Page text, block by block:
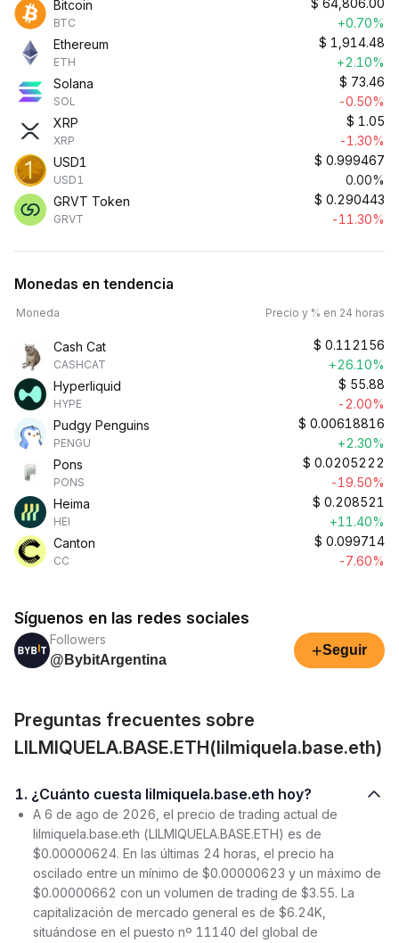
Bitcoin
BTC
$ 64,806.00
+0.70%
Ethereum
ETH
$ 1,914.48
+2.10%
Solana
SOL
$ 73.46
-0.50%
XRP
XRP
$ 1.05
-1.30%
USD1
USD1
$ 0.999467
0.00%
GRVT Token
GRVT
$ 0.290443
-11.30%
Monedas en tendencia
Moneda Precio y % en 24 horas
Cash Cat
CASHCAT
$ 0.112156
+26.10%
Hyperliquid
HYPE
$ 55.88
-2.00%
Pudgy Penguins
PENGU
$ 0.00618816
+2.30%
Pons
PONS
$ 0.0205222
-19.50%
Heima
HEI
$ 0.208521
+11.40%
Canton
CC
$ 0.099714
-7.60%
Síguenos en las redes sociales
Followers
@BybitArgentina
+Seguir
Preguntas frecuentes sobre
LILMIQUELA.BASE.ETH(lilmiquela.base.eth)
1. ¿Cuánto cuesta lilmiquela.base.eth hoy?
A 6 de ago de 2026, el precio de trading actual de
lilmiquela.base.eth (LILMIQUELA.BASE.ETH) es de
$0.00000624. En las últimas 24 horas, el precio ha
oscilado entre un mínimo de $0.00000623 y un máximo de
$0.00000662 con un volumen de trading de $3.55. La
capitalización de mercado general es de $6.24K,
situándose en el puesto nº 11140 del global de